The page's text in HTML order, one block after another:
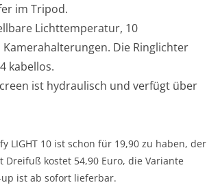
im Tripod.
Lichttemperatur, 10
Die Ringlichter
kabellos.
ist hydraulisch und verfügt über
LIGHT 10 ist schon für 19,90 zu haben, der
Dreifuß kostet 54,90 Euro, die Variante
ist ab sofort lieferbar.